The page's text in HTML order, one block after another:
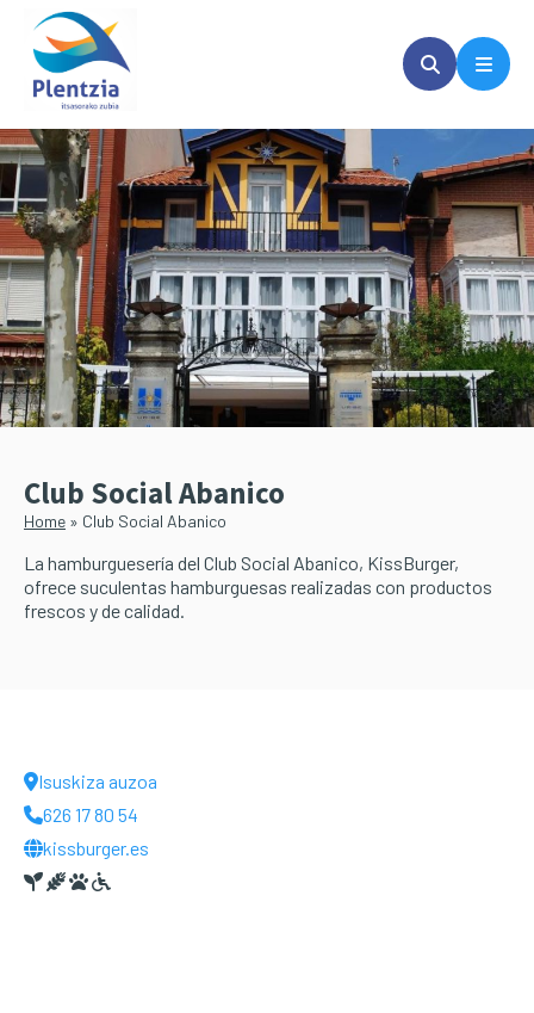
Saltar
contenido
principal
Saltar
lateral
principal
Club Social Abanico
Home » Club Social Abanico
La hamburguesería del Club Social Abanico, KissBurger,
ofrece suculentas hamburguesas realizadas con productos
frescos y de calidad.
Isuskiza auzoa
626 17 80 54
kissburger.es